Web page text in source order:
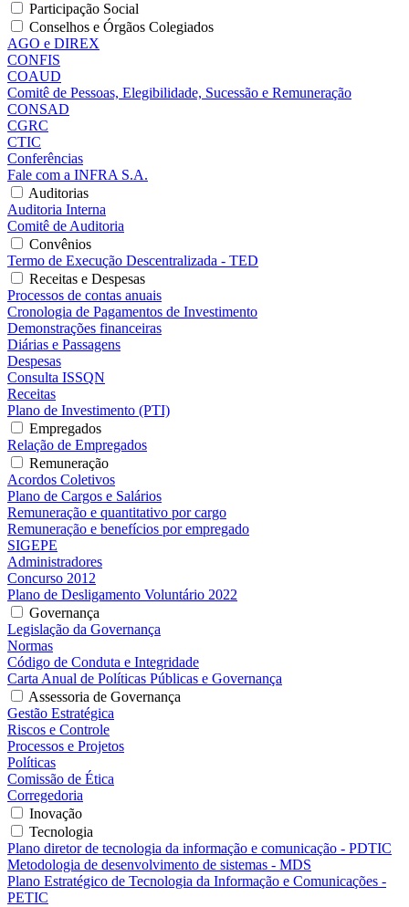
Participação Social
Conselhos e Órgãos Colegiados
AGO e DIREX
CONFIS
COAUD
Comitê de Pessoas, Elegibilidade, Sucessão e Remuneração
CONSAD
CGRC
CTIC
Conferências
Fale com a INFRA S.A.
Auditorias
Auditoria Interna
Comitê de Auditoria
Convênios
Termo de Execução Descentralizada - TED
Receitas e Despesas
Processos de contas anuais
Cronologia de Pagamentos de Investimento
Demonstrações financeiras
Diárias e Passagens
Despesas
Consulta ISSQN
Receitas
Plano de Investimento (PTI)
Empregados
Relação de Empregados
Remuneração
Acordos Coletivos
Plano de Cargos e Salários
Remuneração e quantitativo por cargo
Remuneração e benefícios por empregado
SIGEPE
Administradores
Concurso 2012
Plano de Desligamento Voluntário 2022
Governança
Legislação da Governança
Normas
Código de Conduta e Integridade
Carta Anual de Políticas Públicas e Governança
Assessoria de Governança
Gestão Estratégica
Riscos e Controle
Processos e Projetos
Políticas
Comissão de Ética
Corregedoria
Inovação
Tecnologia
Plano diretor de tecnologia da informação e comunicação - PDTIC
Metodologia de desenvolvimento de sistemas - MDS
Plano Estratégico de Tecnologia da Informação e Comunicações -
PETIC